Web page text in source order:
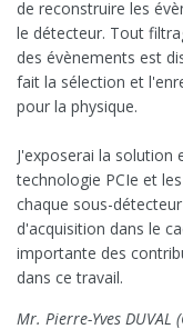
de reconstruire les
le détecteur. Tout
des évènements est
fait la sélection et
pour la physique.
J'exposerai la solution
technologie PCIe et
chaque sous-
d'acquisition dans le
importante des
dans ce travail.
Mr. Pierre-Yves DUVAL